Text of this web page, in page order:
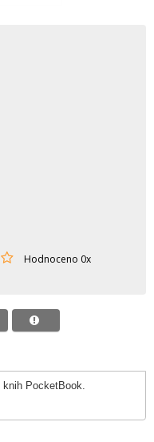
Hodnoceno 0x
PocketBook.